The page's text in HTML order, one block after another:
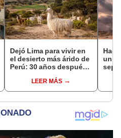
Dejó Lima para vivir en
el desierto más árido de
Perú: 30 años después,
creó un sorprendente
ecosistema
LEER MÁS
un